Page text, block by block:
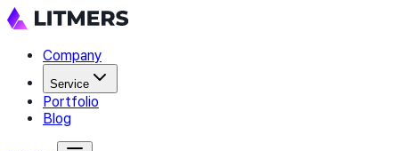
Company
Service
Portfolio
Blog